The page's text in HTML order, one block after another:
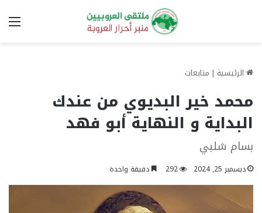
الرئيسية | متابعات
محمد خير البديوي من عندك
البداية و النهاية أبو فهد
بسام شلبي
ديسمبر 25, 2024 292 دقيقة واحدة